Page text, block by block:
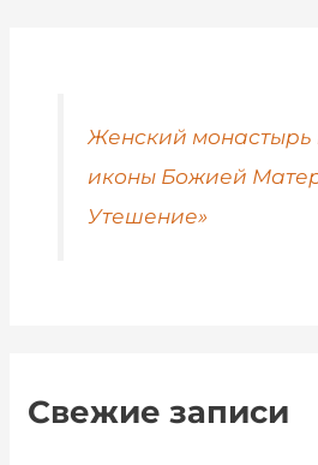
Женский монастырь
иконы Божией
Утешение»
Свежие записи